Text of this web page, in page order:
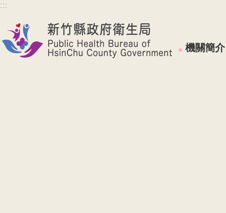
跳到主要內容區塊
:::
機關簡介